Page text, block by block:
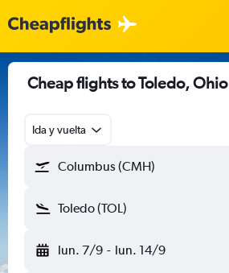
Cheap flights to Toledo, Ohio
Ida y vuelta
Columbus (CMH)
Toledo (TOL)
lun. 7/9 - lun. 14/9